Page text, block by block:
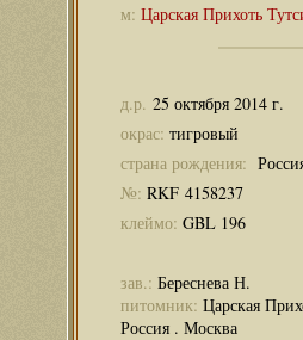
м: Царская Прихоть
д.р. 25 октября 2014 г.
окрас: тигровый
страна рождения:
№: RKF 4158237
клеймо: GBL 196
зав.: Береснева Н.
питомник: Царская
Россия . Москва